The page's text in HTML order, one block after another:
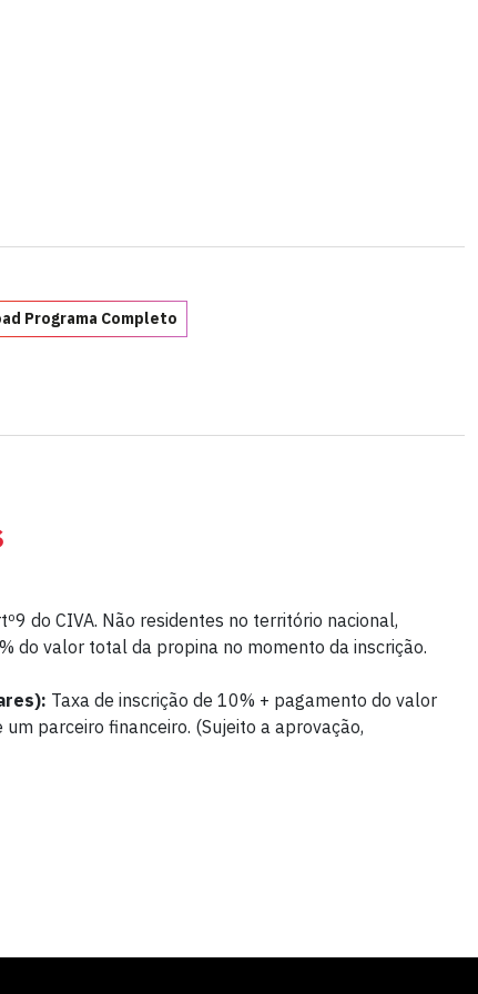
Programa Completo
do CIVA. Não residentes no território nacional,
do valor total da propina no momento da inscrição.
Taxa de inscrição de 10% + pagamento do valor
parceiro financeiro. (Sujeito a aprovação,